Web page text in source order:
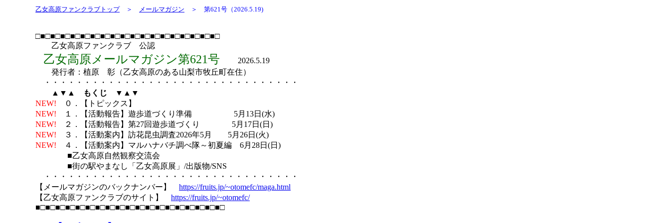
乙女高原ファンクラブトップ＞ メールマガジン ＞ 第621号（2026.5.19)
□■□■□■□■□■□■□■□■□■□■□■□■□■□■□■□■□■□■□
乙女高原ファンクラブ 公認
乙女高原メールマガジン第621号 2026.5.19
発行者：植原 彰（乙女高原のある山梨市牧丘町在住）
・・・・・・・・・・・・・・・・・・・・・・・・・・・・・・・・
▲▼▲ もくじ ▼▲▼
NEW! ０．【トピックス】
NEW! １．【活動報告】遊歩道づくり準備 5月13日(水)
NEW! ２．【活動報告】第27回遊歩道づくり 5月17日(日)
NEW! ３．【活動案内】訪花昆虫調査2026年5月 5月26日(火)
NEW! ４．【活動案内】マルハナバチ調べ隊～初夏編 6月28日(日)
■乙女高原自然観察交流会
■街の駅やまなし「乙女高原展」/出版物/SNS
・・・・・・・・・・・・・・・・・・・・・・・・・・・・・・・・
【メールマガジンのバックナンバー】 https://fruits.jp/~otomefc/maga.html
【乙女高原ファンクラブのサイト】 https://fruits.jp/~otomefc/
■□■□■□■□■□■□■□■□■□■□■□■□■□■□■□■□■□■□■□